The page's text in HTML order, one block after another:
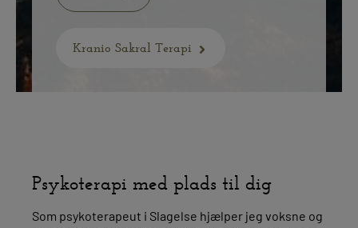
Kranio Sakral Terapi
Psykoterapi med plads til dig
Som psykoterapeut i Slagelse hjælper jeg voksne og